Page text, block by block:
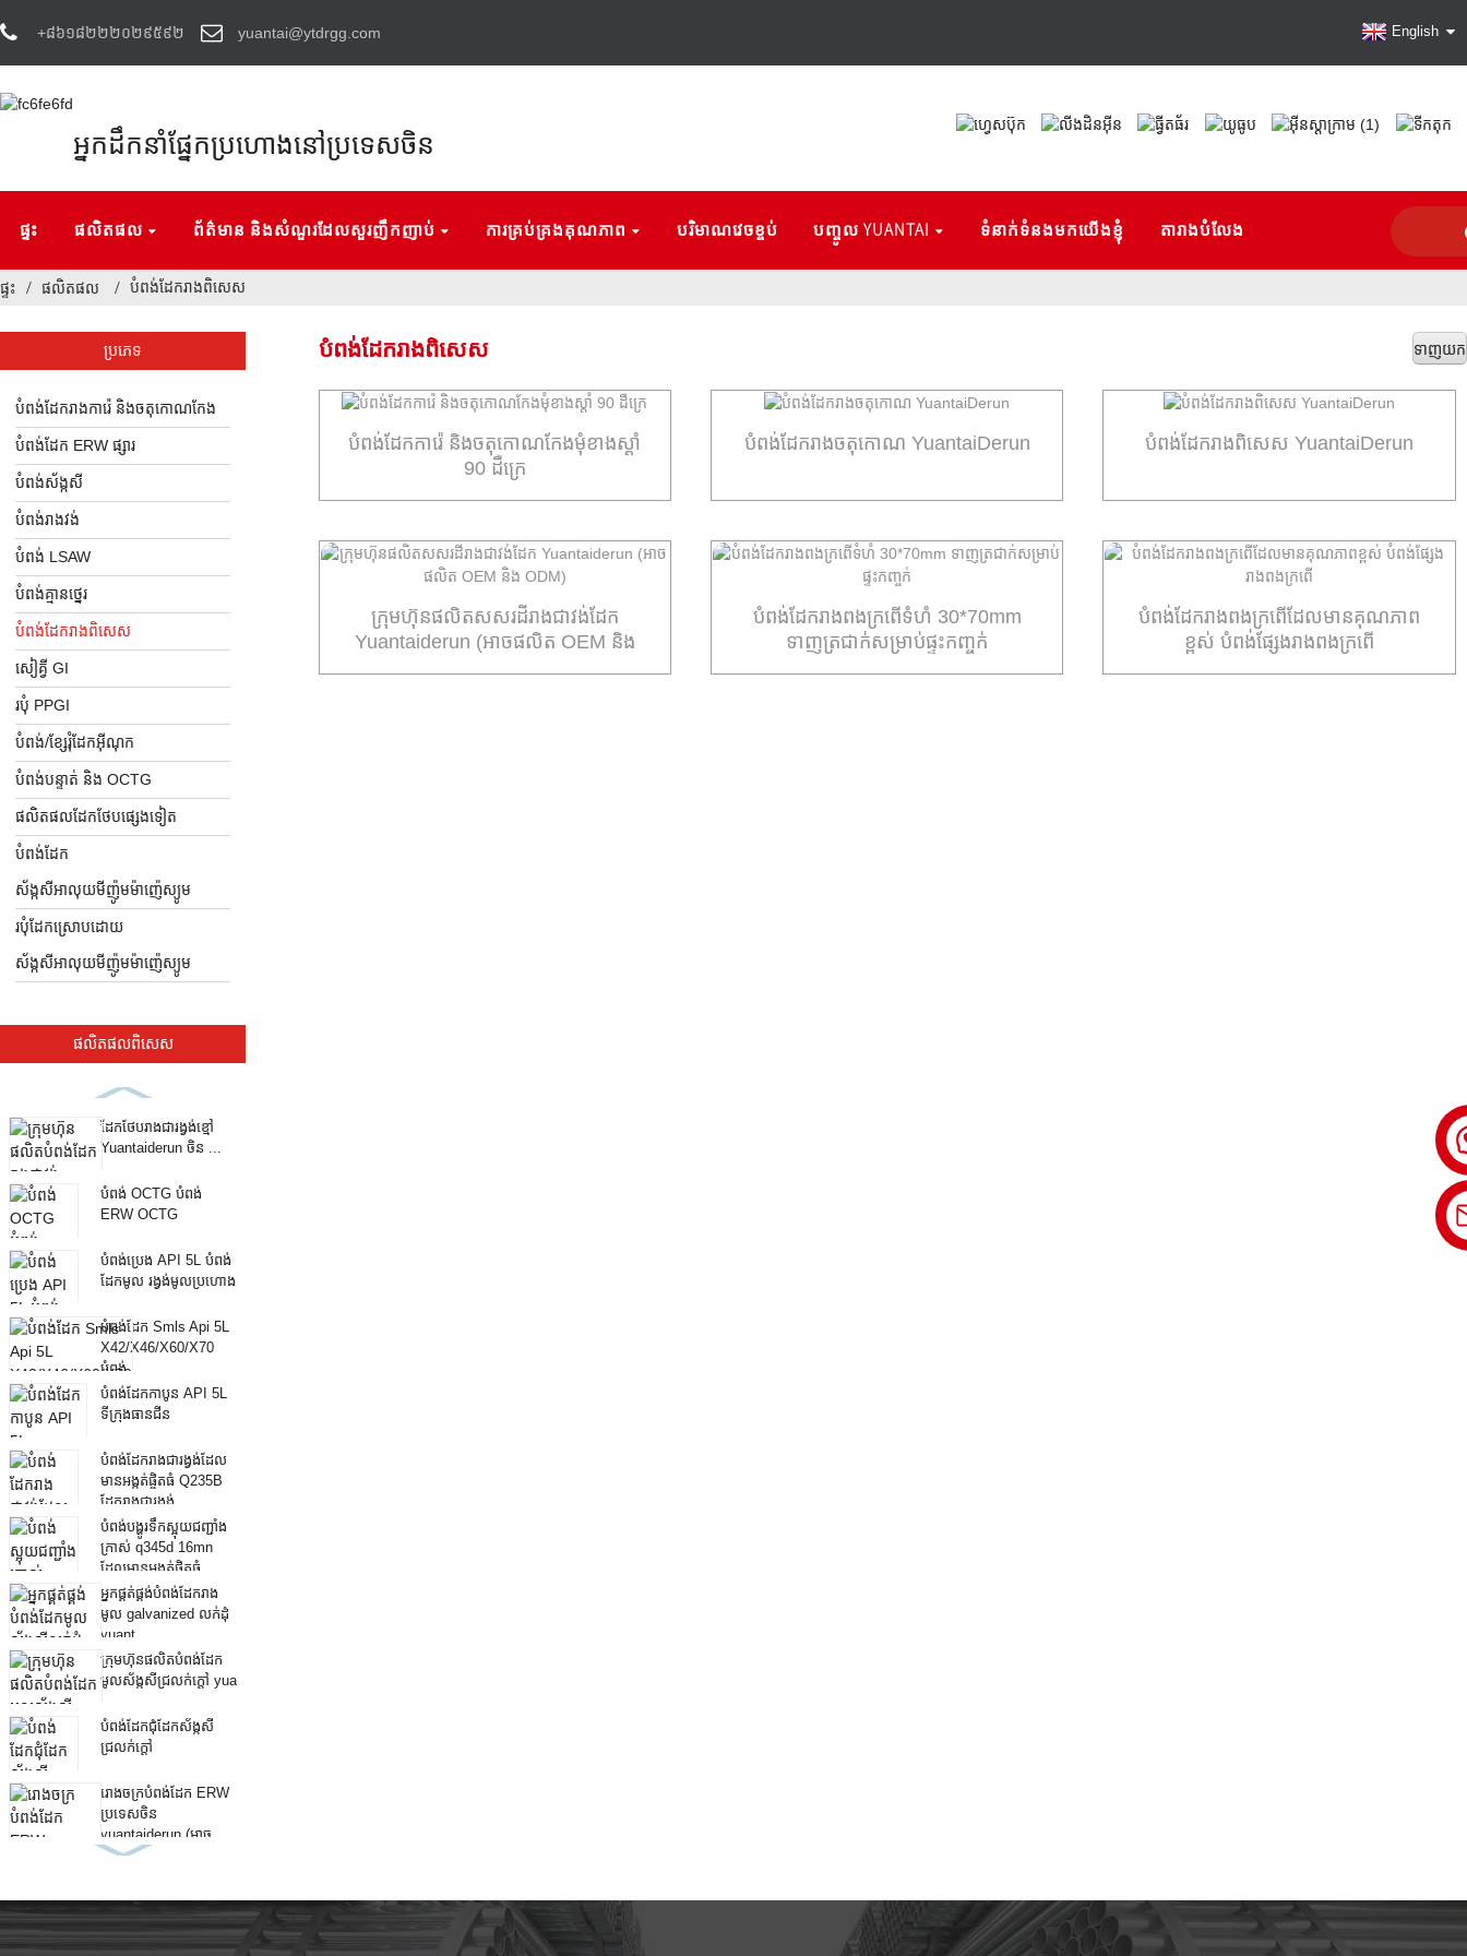
+៨៦១៨២២២០២៩៥៩២ yuantai@ytdrgg.com English
អ្នកដឹកនាំផ្នែកប្រហោងនៅប្រទេសចិន
ផ្ទះ ផលិតផល ព័ត៌មាន និងសំណួរដែលសួរញឹកញាប់ ការគ្រប់គ្រងគុណភាព បរិមាណវេចខ្ចប់ បញ្ចូល YUANTAI ទំនាក់ទំនងមកយើងខ្ញុំ តារាងបំលែង
ផ្ទះ ផលិតផល បំពង់ដែករាងពិសេស
ប្រភេទ
បំពង់ដែករាងការ៉េ និងចតុកោណកែង
បំពង់ដែក ERW ផ្សារ
បំពង់ស័ង្កសី
បំពង់​រាង​វង់
បំពង់ LSAW
បំពង់គ្មានថ្នេរ
បំពង់ដែករាងពិសេស
សៀគ្វី GI
របុំ PPGI
បំពង់/ខ្សែរុំដែកអ៊ីណុក
បំពង់បន្ទាត់ និង OCTG
ផលិតផលដែកថែបផ្សេងទៀត
បំពង់ដែក
ស័ង្កសីអាលុយមីញ៉ូមម៉ាញ៉េស្យូម
របុំដែកស្រោបដោយ
ស័ង្កសីអាលុយមីញ៉ូមម៉ាញ៉េស្យូម
ផលិតផល​ពិសេស
ដែកថែបរាងជារង្វង់ខ្មៅ
Yuantaiderun ចិន ...
បំពង់ OCTG បំពង់
ERW OCTG
បំពង់ប្រេង API 5L បំពង់
ដែកមូល រង្វង់មូលប្រហោង
បំពង់ដែក Smls Api 5L
X42/X46/X60/X70
បំពង់
បំពង់ដែកកាបូន API 5L
ទីក្រុងធានជីន
បំពង់ដែករាងជារង្វង់ដែល
មានអង្កត់ផ្ចិតធំ Q235B
ដែករាងជារង្វង់ ...
បំពង់បង្ហូរទឹកស្អុយជញ្ជាំង
ក្រាស់ q345d 16mn
ដែលមានអង្កត់ផ្ចិតធំ ...
អ្នកផ្គត់ផ្គង់បំពង់ដែករាង
មូល galvanized លក់ដុំ
yuant ...
ក្រុមហ៊ុនផលិតបំពង់ដែក
មូលស័ង្កសីជ្រលក់ក្តៅ yua
បំពង់ដែកជុំដែកស័ង្កសី
ជ្រលក់ក្តៅ
រោងចក្របំពង់ដែក ERW
ប្រទេសចិន
yuantaiderun (អាច
oem od ...
បំពង់ដែករាងពិសេស ទាញយក
បំពង់ដែកការ៉េ និងចតុកោណកែងមុំខាងស្តាំ
90 ដឺក្រេ
បំពង់ដែករាងចតុកោណ YuantaiDerun បំពង់ដែករាងពិសេស YuantaiDerun
ក្រុមហ៊ុនផលិតសសរដីរាងជាវង់ដែក
Yuantaiderun (អាចផលិត OEM និង
បំពង់ដែករាងពងក្រពើទំហំ 30*70mm
ទាញត្រជាក់សម្រាប់ផ្ទះកញ្ចក់
បំពង់ដែករាងពងក្រពើដែលមានគុណភាព
ខ្ពស់ បំពង់ផ្សែងរាងពងក្រពើ